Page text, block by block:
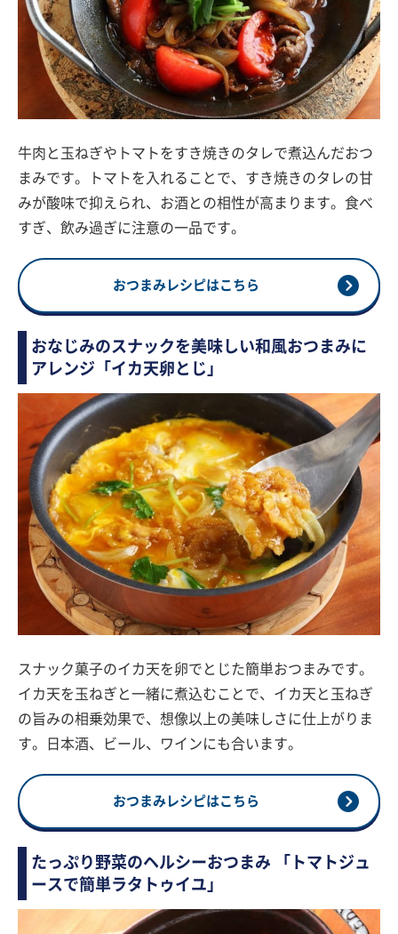
牛肉と玉ねぎやトマトをすき焼きのタレで煮込んだおつ
まみです。トマトを入れることで、すき焼きのタレの甘
みが酸味で抑えられ、お酒との相性が高まります。食べ
すぎ、飲み過ぎに注意の一品です。
おつまみレシピはこちら
おなじみのスナックを美味しい和風おつまみに
アレンジ「イカ天卵とじ」
スナック菓子のイカ天を卵でとじた簡単おつまみです。
イカ天を玉ねぎと一緒に煮込むことで、イカ天と玉ねぎ
の旨みの相乗効果で、想像以上の美味しさに仕上がりま
す。日本酒、ビール、ワインにも合います。
おつまみレシピはこちら
たっぷり野菜のヘルシーおつまみ 「トマトジュ
ースで簡単ラタトゥイユ」